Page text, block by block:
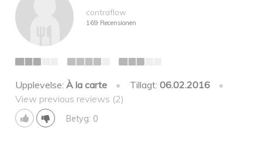
contraflow
169 Recensionen
Upplevelse:À la carte • Tillagt: 06.02.2016
•
View previous reviews (2)
Betyg: 0